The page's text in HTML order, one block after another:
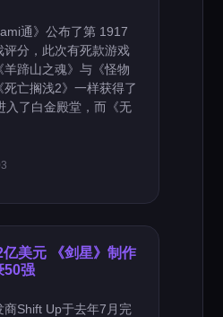
通》公布了第 1917
评分，此次有死款游戏
蹄山之魂》与《怪物
亡搁浅2》一样获得了
入了白金殿堂，而《无
美元 《剑星》制作
50强
商Shift Up于去年7月完